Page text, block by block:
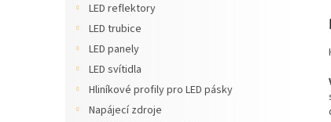
LED reflektory
LED trubice
LED panely
LED svítidla
Hliníkové profily pro LED pásky
Napájecí zdroje